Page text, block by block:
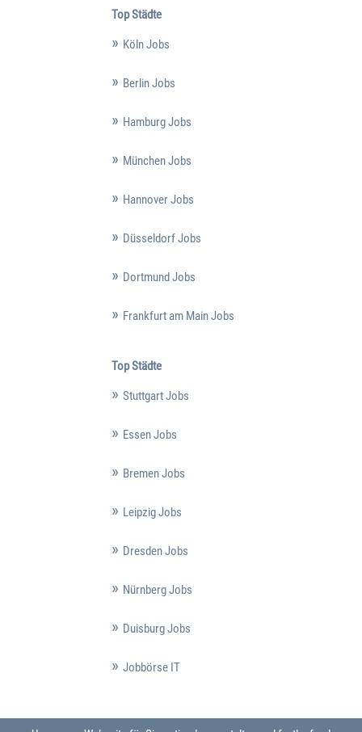
Top Städte
Köln Jobs
Berlin Jobs
Hamburg Jobs
München Jobs
Hannover Jobs
Düsseldorf Jobs
Dortmund Jobs
Frankfurt am Main Jobs
Top Städte
Stuttgart Jobs
Essen Jobs
Bremen Jobs
Leipzig Jobs
Dresden Jobs
Nürnberg Jobs
Duisburg Jobs
Jobbörse IT